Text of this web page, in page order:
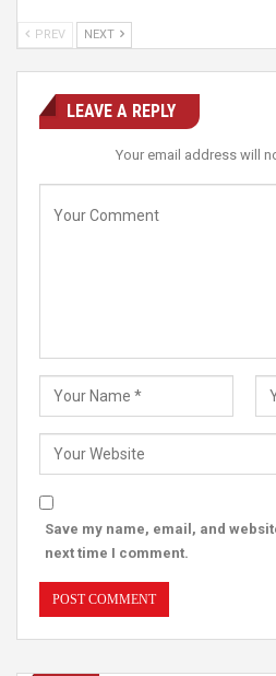
PREV NEXT
LEAVE A REPLY
Your email address will
Save my name, email, and
next time I comment.